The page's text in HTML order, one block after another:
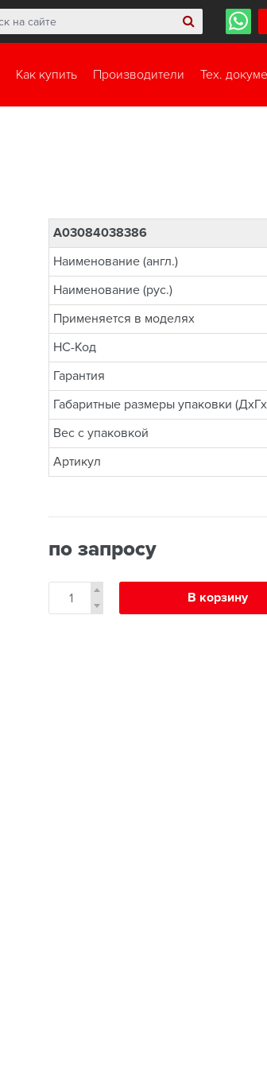
Как купить Производители Тех.
A03084038386
Наименование (англ.)
Наименование (рус.)
Применяется в моделях
НС-Код
Гарантия
Габаритные размеры упаковки
Вес с упаковкой
Артикул
по запросу
В корзину